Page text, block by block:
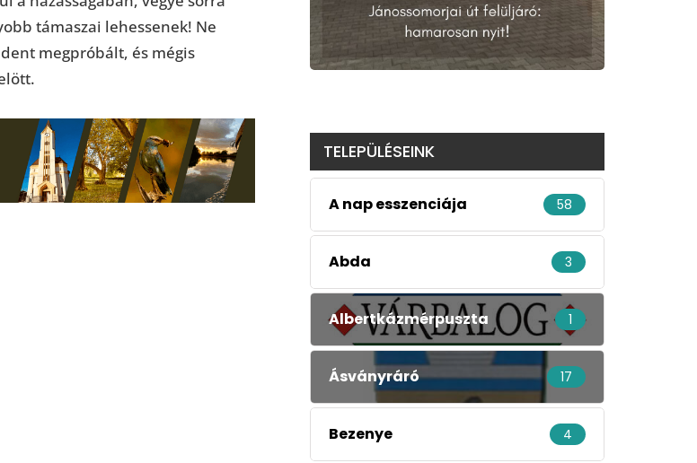
támaszai lehessenek! Ne
megpróbált, és mégis
TELEPÜLÉSEINK
A nap esszenciája 58
Abda 3
Albertkázmérpuszta 1
Ásványráró 17
Bezenye 4